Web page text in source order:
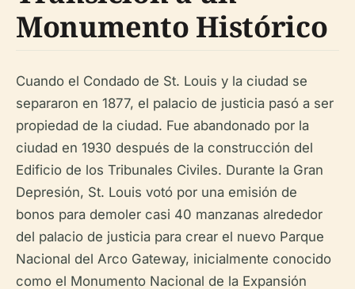
Monumento Histórico
Cuando el Condado de St. Louis y la ciudad se
separaron en 1877, el palacio de justicia pasó a ser
propiedad de la ciudad. Fue abandonado por la
ciudad en 1930 después de la construcción del
Edificio de los Tribunales Civiles. Durante la Gran
Depresión, St. Louis votó por una emisión de
bonos para demoler casi 40 manzanas alrededor
del palacio de justicia para crear el nuevo Parque
Nacional del Arco Gateway, inicialmente conocido
como el Monumento Nacional de la Expansión